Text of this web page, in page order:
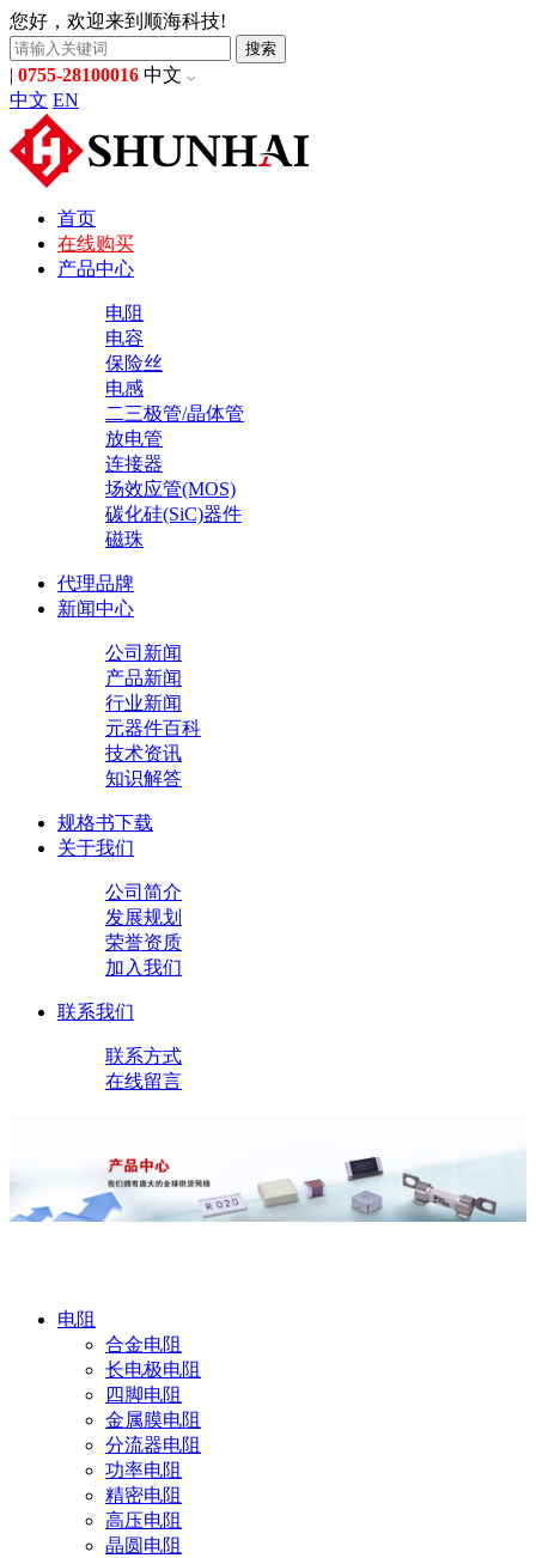
您好，欢迎来到顺海科技!
搜索
| 0755-28100016 中文
中文 EN
首页
在线购买
产品中心
电阻
电容
保险丝
电感
二三极管/晶体管
放电管
连接器
场效应管(MOS)
碳化硅(SiC)器件
磁珠
代理品牌
新闻中心
公司新闻
产品新闻
行业新闻
元器件百科
技术资讯
知识解答
规格书下载
关于我们
公司简介
发展规划
荣誉资质
加入我们
联系我们
联系方式
在线留言
电阻
合金电阻
长电极电阻
四脚电阻
金属膜电阻
分流器电阻
功率电阻
精密电阻
高压电阻
晶圆电阻